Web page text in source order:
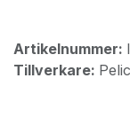
Artikelnummer:
Tillverkare: